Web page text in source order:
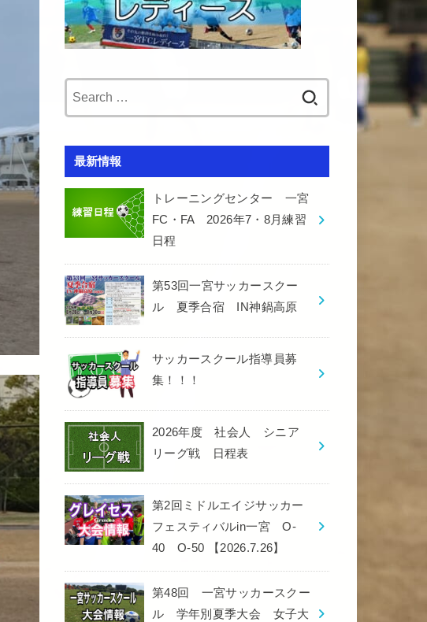
最新情報
トレーニングセンター 一宮
FC・FA 2026年7・8月練習
日程
第53回一宮サッカースクー
ル 夏季合宿 IN神鍋高原
サッカースクール指導員募
集！！！
2026年度 社会人 シニア
リーグ戦 日程表
第2回ミドルエイジサッカー
フェスティバルin一宮 O-
40 O-50 【2026.7.26】
第48回 一宮サッカースクー
ル 学年別夏季大会 女子大